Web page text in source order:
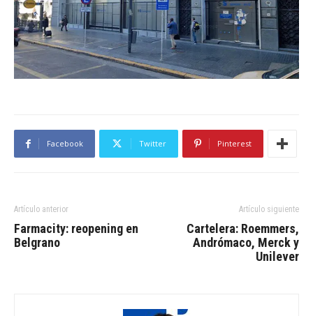
Facebook Twitter Pinterest
Artículo anterior
Farmacity: reopening en
Belgrano
Artículo siguiente
Cartelera: Roemmers,
Andrómaco, Merck y
Unilever